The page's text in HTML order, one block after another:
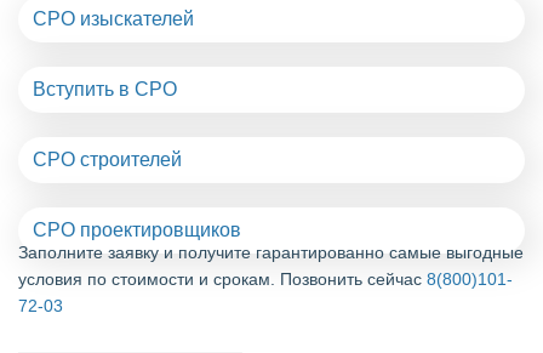
СРО изыскателей
Вступить в СРО
СРО строителей
СРО проектировщиков
Заполните заявку и получите гарантированно самые выгодные
условия по стоимости и срокам. Позвонить сейчас 8(800)101-
72-03